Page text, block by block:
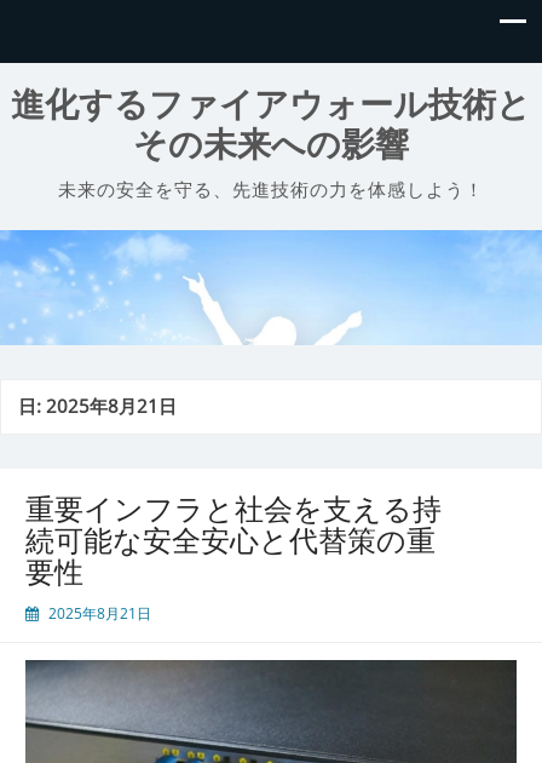
進化するファイアウォール技術と
その未来への影響
未来の安全を守る、先進技術の力を体感しよう！
日:2025年8月21日
重要インフラと社会を支える持
続可能な安全安心と代替策の重
要性
2025年8月21日